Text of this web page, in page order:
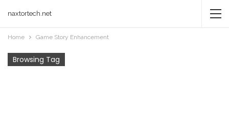
naxtortech.net
Home Game Story Enhancement
Browsing Tag